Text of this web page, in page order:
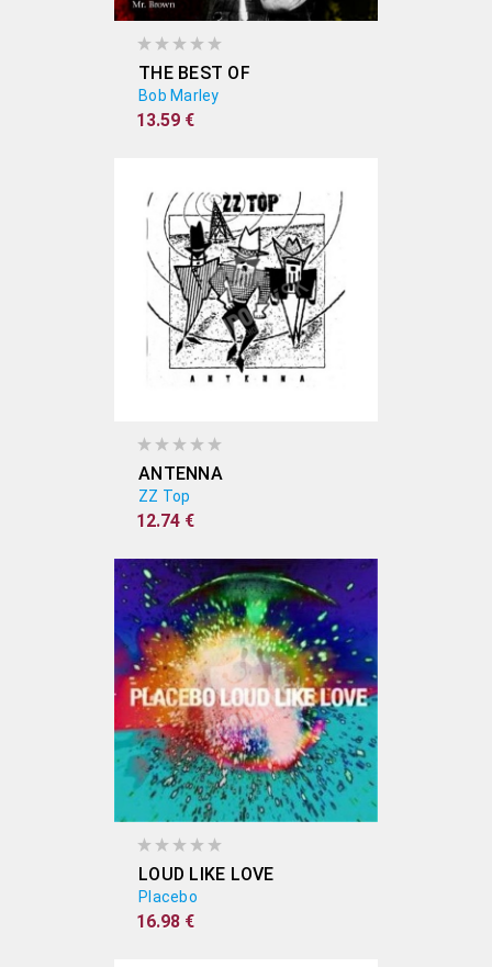
THE BEST OF
Bob Marley
13.59 €
ANTENNA
ZZ Top
12.74 €
LOUD LIKE LOVE
Placebo
16.98 €